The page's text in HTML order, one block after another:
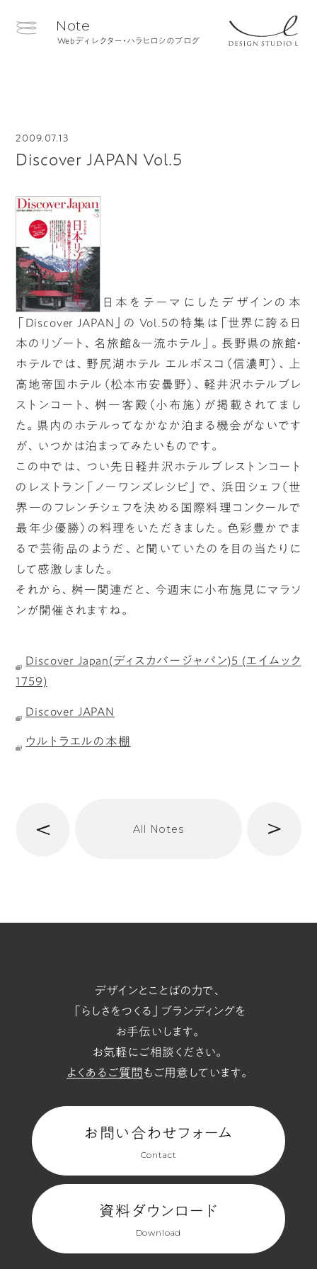
Note
Webディレクター・ハラヒロシのブログ
2009.07.13
Discover JAPAN Vol.5
日本をテーマにしたデザインの本
「Discover JAPAN」の Vol.5の特集は「世界に誇る日
本のリゾート、名旅館&一流ホテル」。長野県の旅館・
ホテルでは、野尻湖ホテル エルボスコ（信濃町）、上
高地帝国ホテル（松本市安曇野）、軽井沢ホテルブレ
ストンコート、桝一客殿（小布施）が掲載されてまし
た。県内のホテルってなかなか泊まる機会がないです
が、いつかは泊まってみたいものです。
この中では、つい先日軽井沢ホテルブレストンコート
のレストラン「ノーワンズレシピ」で、浜田シェフ（世
界一のフレンチシェフを決める国際料理コンクールで
最年少優勝）の料理をいただきました。色彩豊かでま
るで芸術品のようだ、と聞いていたのを目の当たりに
して感激しました。
それから、桝一関連だと、今週末に小布施見にマラソ
ンが開催されますね。
Discover Japan(ディスカバージャパン)5 (エイムック
1759)
Discover JAPAN
ウルトラエルの本棚
前 All Notes 次
デザインとことばの力で、
「らしさをつくる」ブランディングを
お手伝いします。
お気軽にご相談ください。
よくあるご質問 もご用意しています。
お問い合わせフォーム
Contact
資料ダウンロード
Download